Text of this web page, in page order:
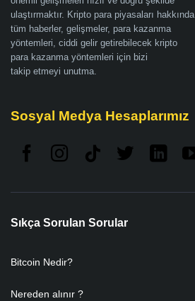
ulaştırmaktır. Kripto para piyasaları hakkında
tüm haberler, gelişmeler, para kazanma
yöntemleri, ciddi gelir getirebilecek kripto
para kazanma yöntemleri için bizi
takip etmeyi unutma.
Sosyal Medya Hesaplarımız
Sıkça Sorulan Sorular
Bitcoin Nedir?
Nereden alınır ?